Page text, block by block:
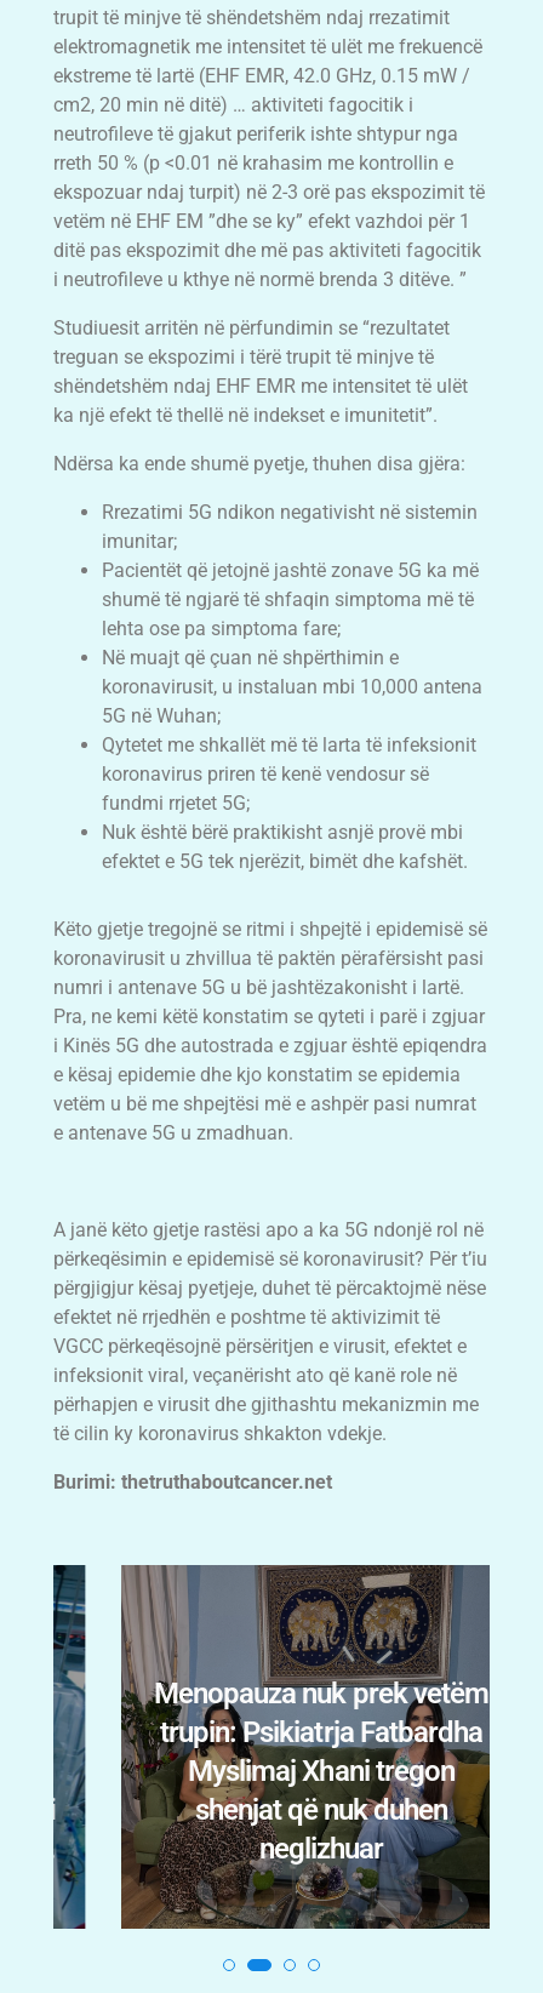
trupit të minjve të shëndetshëm ndaj rrezatimit
elektromagnetik me intensitet të ulët me frekuencë
ekstreme të lartë (EHF EMR, 42.0 GHz, 0.15 mW /
cm2, 20 min në ditë) … aktiviteti fagocitik i
neutrofileve të gjakut periferik ishte shtypur nga
rreth 50 % (p <0.01 në krahasim me kontrollin e
ekspozuar ndaj turpit) në 2-3 orë pas ekspozimit të
vetëm në EHF EM ”dhe se ky” efekt vazhdoi për 1
ditë pas ekspozimit dhe më pas aktiviteti fagocitik
i neutrofileve u kthye në normë brenda 3 ditëve. ”
Studiuesit arritën në përfundimin se “rezultatet
treguan se ekspozimi i tërë trupit të minjve të
shëndetshëm ndaj EHF EMR me intensitet të ulët
ka një efekt të thellë në indekset e imunitetit”.
Ndërsa ka ende shumë pyetje, thuhen disa gjëra:
Rrezatimi 5G ndikon negativisht në sistemin
imunitar;
Pacientët që jetojnë jashtë zonave 5G ka më
shumë të ngjarë të shfaqin simptoma më të
lehta ose pa simptoma fare;
Në muajt që çuan në shpërthimin e
koronavirusit, u instaluan mbi 10,000 antena
5G në Wuhan;
Qytetet me shkallët më të larta të infeksionit
koronavirus priren të kenë vendosur së
fundmi rrjetet 5G;
Nuk është bërë praktikisht asnjë provë mbi
efektet e 5G tek njerëzit, bimët dhe kafshët.
Këto gjetje tregojnë se ritmi i shpejtë i epidemisë së
koronavirusit u zhvillua të paktën përafërsisht pasi
numri i antenave 5G u bë jashtëzakonisht i lartë.
Pra, ne kemi këtë konstatim se qyteti i parë i zgjuar
i Kinës 5G dhe autostrada e zgjuar është epiqendra
e kësaj epidemie dhe kjo konstatim se epidemia
vetëm u bë me shpejtësi më e ashpër pasi numrat
e antenave 5G u zmadhuan.
A janë këto gjetje rastësi apo a ka 5G ndonjë rol në
përkeqësimin e epidemisë së koronavirusit? Për t’iu
përgjigjur kësaj pyetjeje, duhet të përcaktojmë nëse
efektet në rrjedhën e poshtme të aktivizimit të
VGCC përkeqësojnë përsëritjen e virusit, efektet e
infeksionit viral, veçanërisht ato që kanë role në
përhapjen e virusit dhe gjithashtu mekanizmin me
të cilin ky koronavirus shkakton vdekje.
Burimi: thetruthaboutcancer.net
Menopauza nuk prek vetëm
trupin: Psikiatrja Fatbardha
Myslimaj Xhani tregon
shenjat që nuk duhen
neglizhuar